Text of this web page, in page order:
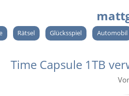
Rätsel Glücksspiel Automobil
Time Capsule 1TB